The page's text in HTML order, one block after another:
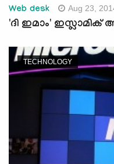
Web desk Aug 23,
'ദി ഇമാം'
TECHNOLOGY